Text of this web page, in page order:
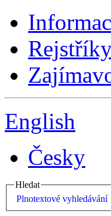
English
Česky
Hledat
Plnotextové vyhledávání